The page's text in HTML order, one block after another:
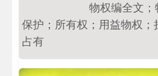
物权编全文；
保护；所有权；用益物权；
占有